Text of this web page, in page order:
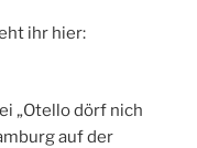
ihr hier:
„Otello dörf nich
auf der